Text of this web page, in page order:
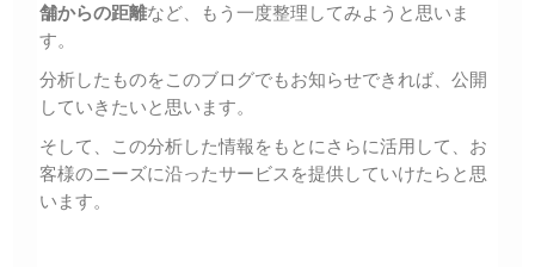
舗からの距離など、もう一度整理してみようと思いま
す。
分析したものをこのブログでもお知らせできれば、公開
していきたいと思います。
そして、この分析した情報をもとにさらに活用して、お
客様のニーズに沿ったサービスを提供していけたらと思
います。